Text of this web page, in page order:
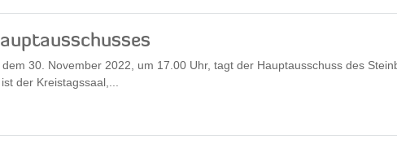
30. November 2022, um 17.00 Uhr, tagt der Hauptausschuss des
der Kreistagssaal,...